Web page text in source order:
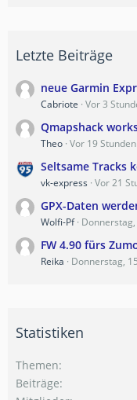
Letzte Beiträge
neue Garmin
Cabriote Vor 3
Qmapshack
Theo Vor 19 Stunden
Seltsame Tracks
vk-express Vor 21
GPX-Daten
Wolfi-Pf
FW 4.90 fürs
Reika Donnerstag,
Statistiken
Themen
Beiträge